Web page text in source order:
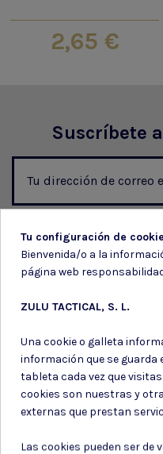
2,65 €
Suscríbete
información de
Consiento el uso de mis
Política de privacidad
Tu configuración de
Bienvenida/o a la
página web
ZULU TACTICAL, S. L.
Una cookie o galleta
información que se guarda
tableta cada vez que
cookies son nuestras y
externas que prestan
Las cookies pueden ser